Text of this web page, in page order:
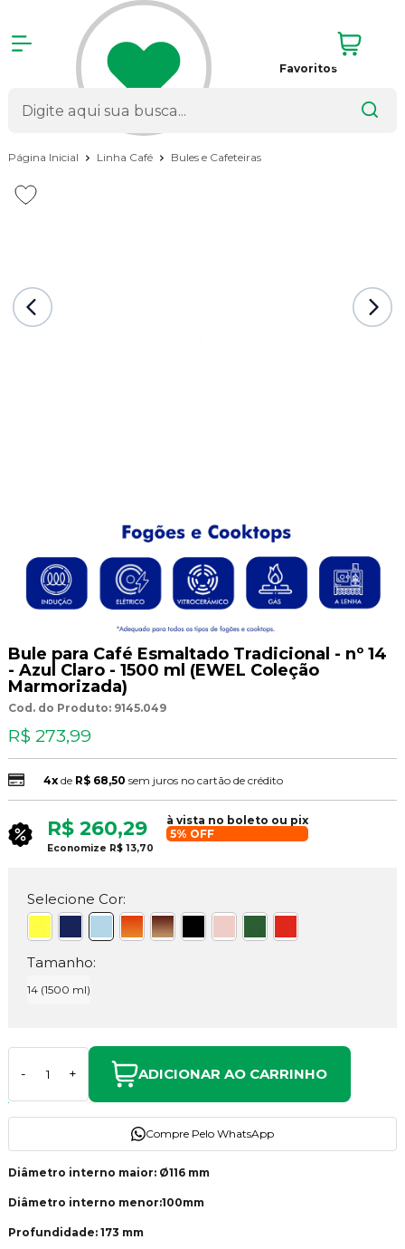
Favoritos
Página Inicial Linha Café Bules e Cafeteiras
Bule para Café Esmaltado Tradicional - nº 14
- Azul Claro - 1500 ml (EWEL Coleção
Marmorizada)
Cod. do Produto: 9145.049
R$ 273,99
4xde R$ 68,50 sem juros no cartão de crédito
R$ 260,29
à vista no boleto ou pix
5% OFF
Economize R$ 13,70
Selecione Cor:
Tamanho:
14 (1500 ml)
- + ADICIONAR AO CARRINHO
Compre Pelo WhatsApp
Diâmetro interno maior: Ø116 mm
Diâmetro interno menor:100mm
Profundidade: 173 mm